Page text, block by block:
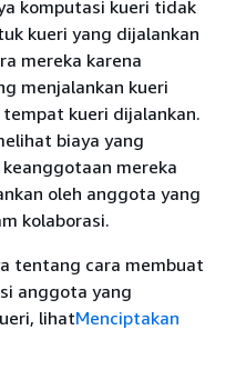
komputasi kueri tidak
kueri yang dijalankan
mereka karena
menjalankan kueri
kueri dijalankan.
biaya yang
mereka
oleh anggota yang
kolaborasi.
tentang cara membuat
anggota yang
lihatMenciptakan